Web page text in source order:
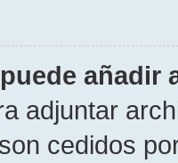
añadir
adjuntar
cedidos